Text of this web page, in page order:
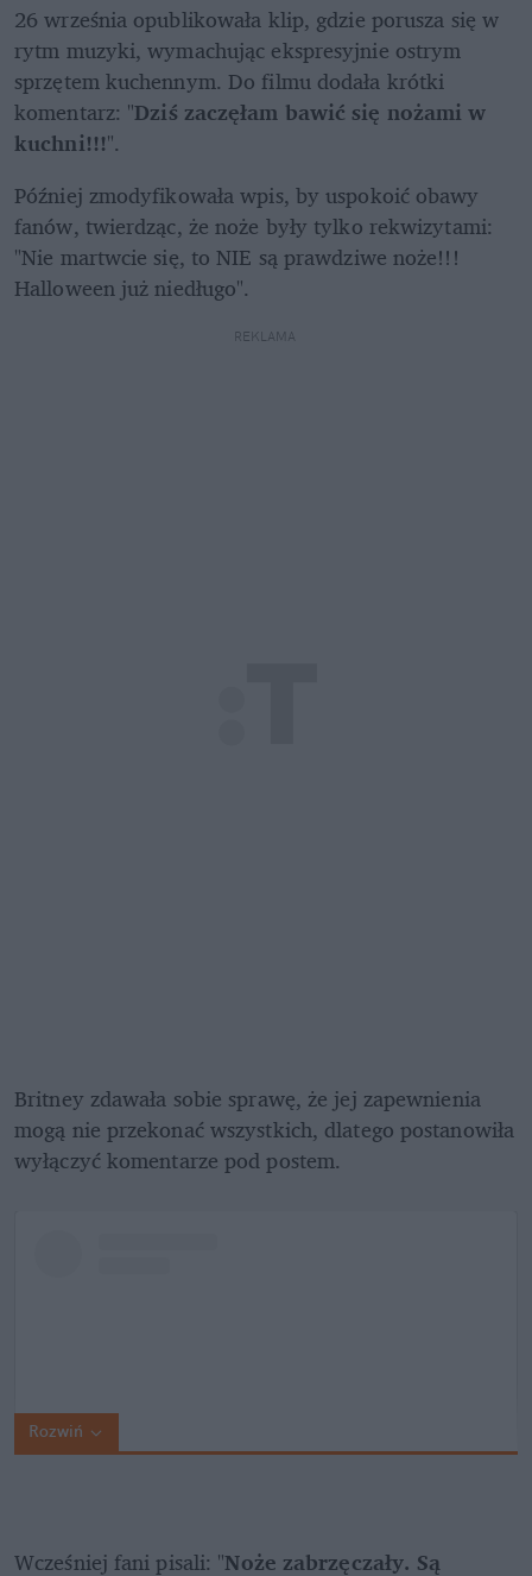
26 września opublikowała klip, gdzie porusza się w
rytm muzyki, wymachując ekspresyjnie ostrym
sprzętem kuchennym. Do filmu dodała krótki
komentarz: "Dziś zaczęłam bawić się nożami w
kuchni!!!".
Później zmodyfikowała wpis, by uspokoić obawy
fanów, twierdząc, że noże były tylko rekwizytami:
"Nie martwcie się, to NIE są prawdziwe noże!!!
Halloween już niedługo".
REKLAMA
Britney zdawała sobie sprawę, że jej zapewnienia
mogą nie przekonać wszystkich, dlatego postanowiła
wyłączyć komentarze pod postem.
Rozwiń
Wcześniej fani pisali: "Noże zabrzęczały. Są